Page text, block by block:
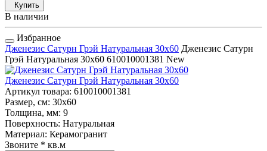
Купить
В наличии
Избранное
Дженезис Сатурн Грэй Натуральная 30x60 Дженезис Сатурн
Грэй Натуральная 30x60 610010001381 New
Дженезис Сатурн Грэй Натуральная 30x60
Артикул товара: 610010001381
Размер, см: 30x60
Толщина, мм: 9
Поверхность: Натуральная
Материал: Керамогранит
Звоните * кв.м